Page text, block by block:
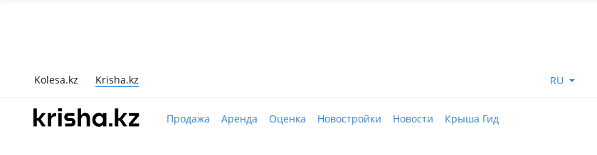
Kolesa.kz Krisha.kz RU
Продажа Аренда Оценка Новостройки Новости Крыша Гид